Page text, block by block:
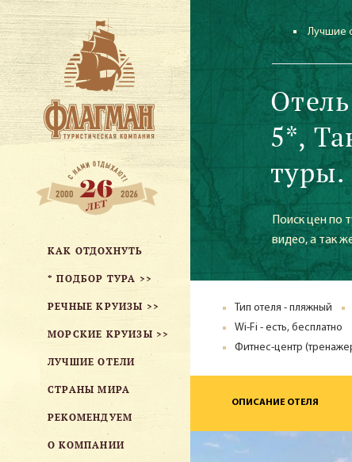
КАК ОТДОХНУТЬ
* ПОДБОР ТУРА >>
РЕЧНЫЕ КРУИЗЫ >>
МОРСКИЕ КРУИЗЫ >>
ЛУЧШИЕ ОТЕЛИ
СТРАНЫ МИРА
РЕКОМЕНДУЕМ
О КОМПАНИИ
Лучшие
5*,
туры.
Поиск цен по
видео, а так
Тип отеля - пляжный
Wi-Fi - есть, бесплатно
Фитнес-центр
ОПИСАНИЕ ОТЕЛЯ